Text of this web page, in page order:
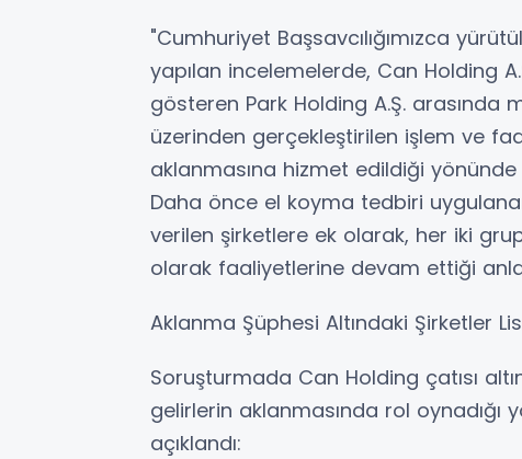
"Cumhuriyet Başsavcılığımızca
yapılan incelemelerde, Can Holding
gösteren Park Holding A.Ş.
üzerinden gerçekleştirilen işlem ve
aklanmasına hizmet edildiği yönünde
Daha önce el koyma tedbiri
verilen şirketlere ek olarak, her iki
olarak faaliyetlerine devam ettiği
Aklanma Şüphesi Altındaki Şirketler
Soruşturmada Can Holding çatısı
gelirlerin aklanmasında rol oynadığı
açıklandı: